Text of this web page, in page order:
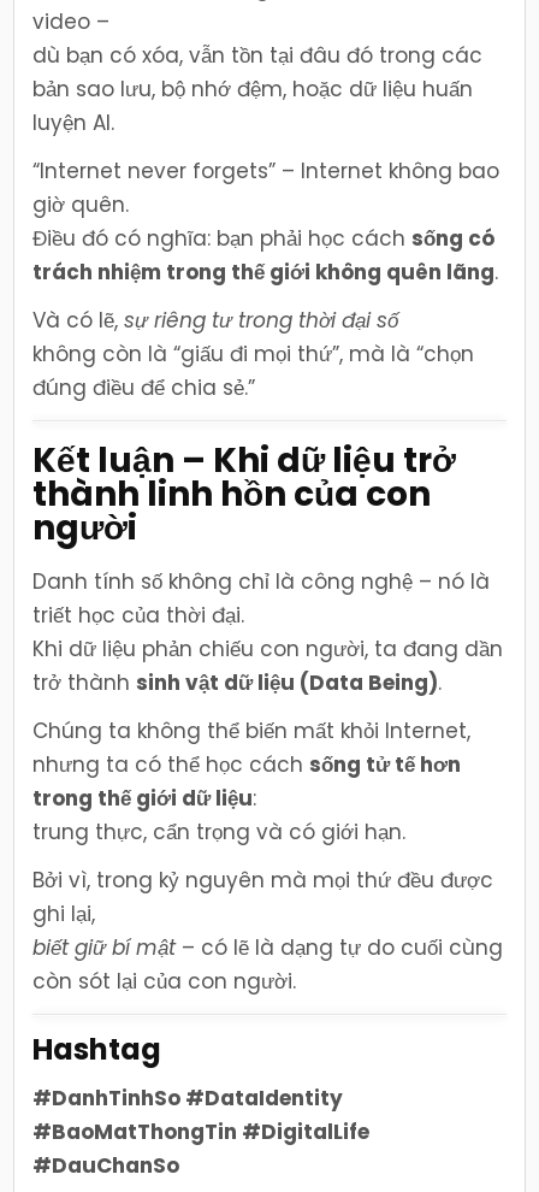
video –
dù bạn có xóa, vẫn tồn tại đâu đó trong các
bản sao lưu, bộ nhớ đệm, hoặc dữ liệu huấn
luyện AI.
“Internet never forgets” – Internet không bao
giờ quên.
Điều đó có nghĩa: bạn phải học cáchsống có
trách nhiệm trong thế giới không quên lãng.
Và có lẽ,sự riêng tư trong thời đại số
không còn là “giấu đi mọi thứ”, mà là “chọn
đúng điều để chia sẻ.”
Kết luận – Khi dữ liệu trở
thành linh hồn của con
người
Danh tính số không chỉ là công nghệ – nó là
triết học của thời đại.
Khi dữ liệu phản chiếu con người, ta đang dần
trở thànhsinh vật dữ liệu (Data Being).
Chúng ta không thể biến mất khỏi Internet,
nhưng ta có thể học cáchsống tử tế hơn
trong thế giới dữ liệu:
trung thực, cẩn trọng và có giới hạn.
Bởi vì, trong kỷ nguyên mà mọi thứ đều được
ghi lại,
biết giữ bí mật– có lẽ là dạng tự do cuối cùng
còn sót lại của con người.
Hashtag
#DanhTinhSo #DataIdentity
#BaoMatThongTin #DigitalLife
#DauChanSo